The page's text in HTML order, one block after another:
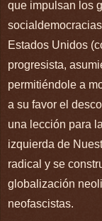
que impulsan los
Estados Unidos
progresista,
permitiéndole a
a su favor el
una lección para
izquierda de
radical y se
globalización
neofascistas.